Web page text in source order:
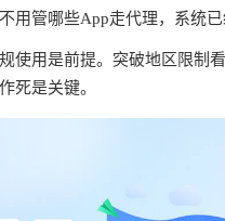
用管哪些App走代理，系统已
使用是前提。突破地区限制
死是关键。